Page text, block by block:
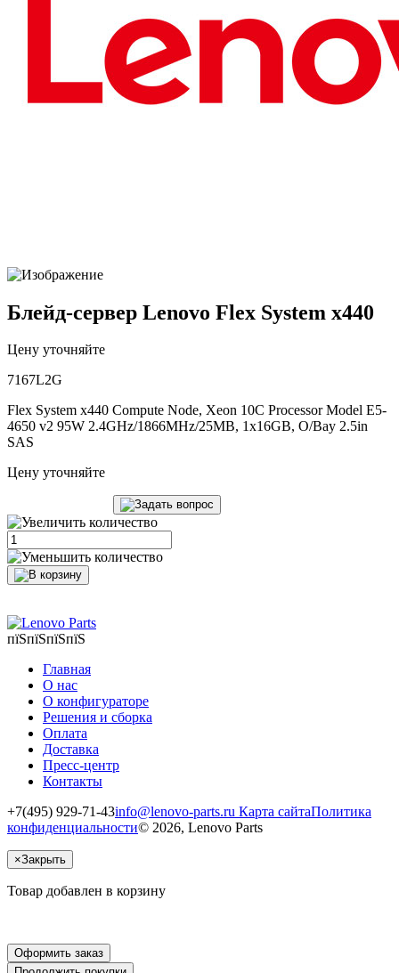
Блейд-сервер Lenovo Flex System x440
Цену уточняйте
7167L2G
Flex System x440 Compute Node, Xeon 10C Processor Model E5-
4650 v2 95W 2.4GHz/1866MHz/25MB, 1x16GB, O/Bay 2.5in
SAS
Цену уточняйте
пїЅпїЅпїЅпїЅ
Главная
О нас
О конфигураторе
Решения и сборка
Оплата
Доставка
Пресс-центр
Контакты
+7(495) 929-71-43info@lenovo-parts.ru Карта сайтаПолитика
конфиденциальности© 2026, Lenovo Parts
×Закрыть
Товар добавлен в корзину
Оформить заказ